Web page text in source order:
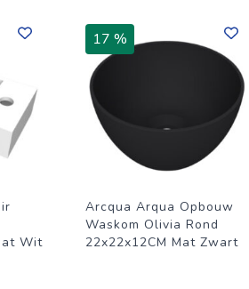
Wit
17 %
Arcqua Arqua Opbouw
Waskom Olivia Rond
22x22x12CM Mat Zwart